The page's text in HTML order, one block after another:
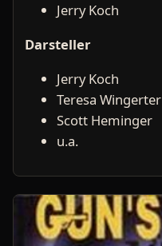
Jerry Koch
Darsteller
Jerry Koch
Teresa Wingerter
Scott Heminger
u.a.